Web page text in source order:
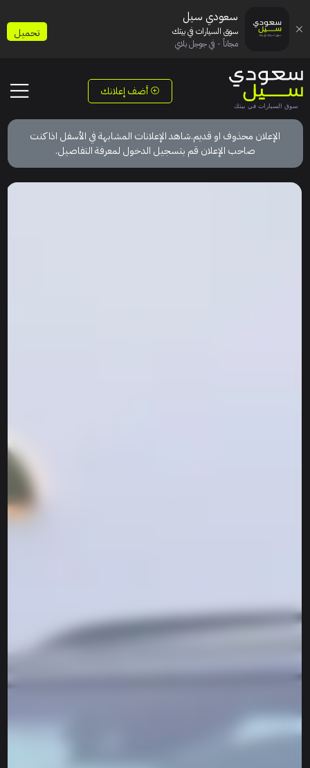
أضف إعلانك
الإعلان محذوف او قديم.شاهد الإعلانات المشابهة في الأسفل اذا كنت
صاحب الإعلان قم بتسجيل الدخول لمعرفة التفاصيل.
سعودي سيل
سوق السيارات في بيتك
مجاناً - في جوجل بلاي
تحميل